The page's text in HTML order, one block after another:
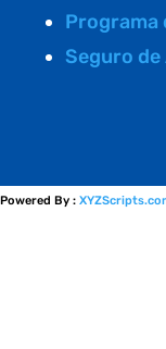
Programa
Seguro
Powered By :